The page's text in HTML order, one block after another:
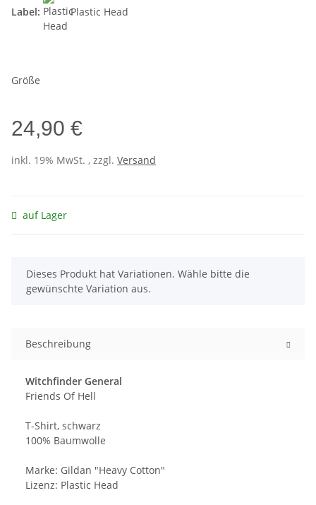
Label:
Plastic Head
Größe
24,90 €
inkl. 19% MwSt. , zzgl. Versand
auf Lager
x
Dieses Produkt hat Variationen. Wähle bitte die
gewünschte Variation aus.
Beschreibung
Witchfinder General
Friends Of Hell
T-Shirt, schwarz
100% Baumwolle
Marke: Gildan "Heavy Cotton"
Lizenz: Plastic Head